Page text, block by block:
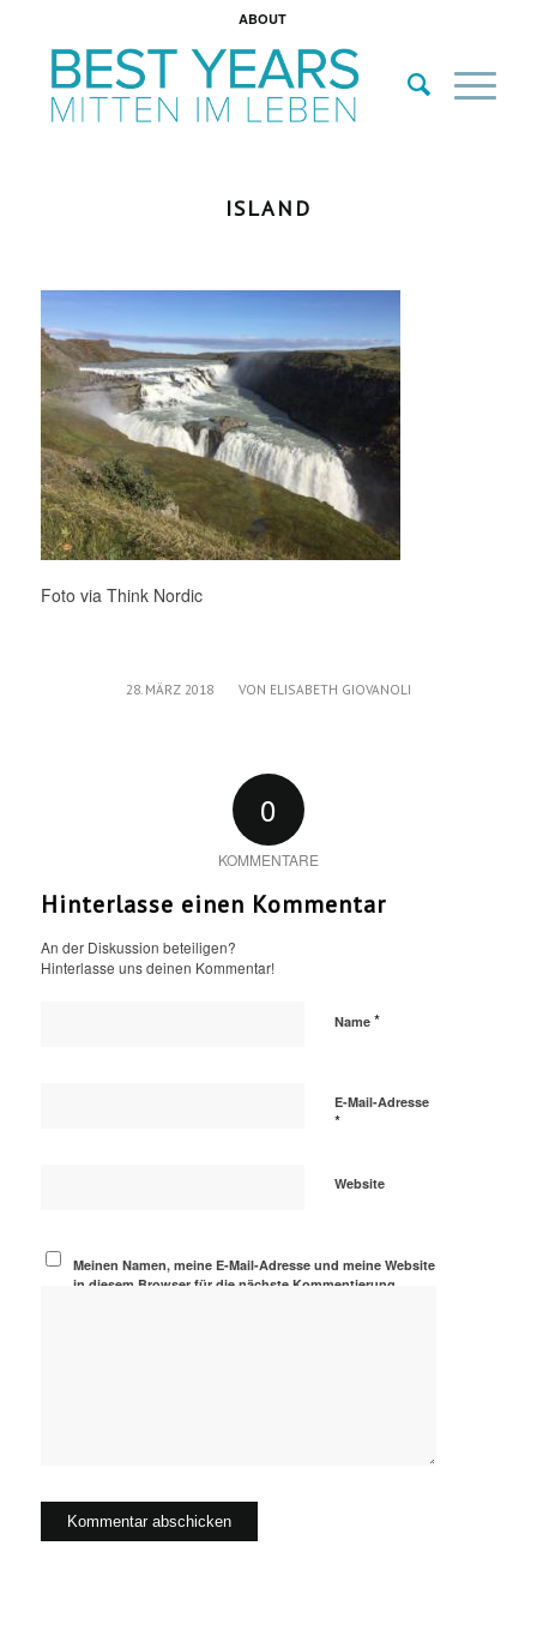
ABOUT
ISLAND
Foto via Think Nordic
28. MÄRZ 2018
/ VON ELISABETH GIOVANOLI
0
KOMMENTARE
Hinterlasse einen Kommentar
An der Diskussion beteiligen?
Hinterlasse uns deinen Kommentar!
Name *
E-Mail-Adresse
*
Website
Meinen Namen, meine E-Mail-Adresse und meine Website
in diesem Browser für die nächste Kommentierung